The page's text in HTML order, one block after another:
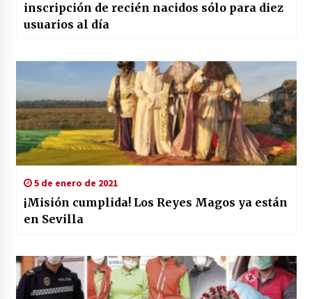
inscripción de recién nacidos sólo para diez
usuarios al día
5 de enero de 2021
¡Misión cumplida! Los Reyes Magos ya están
en Sevilla